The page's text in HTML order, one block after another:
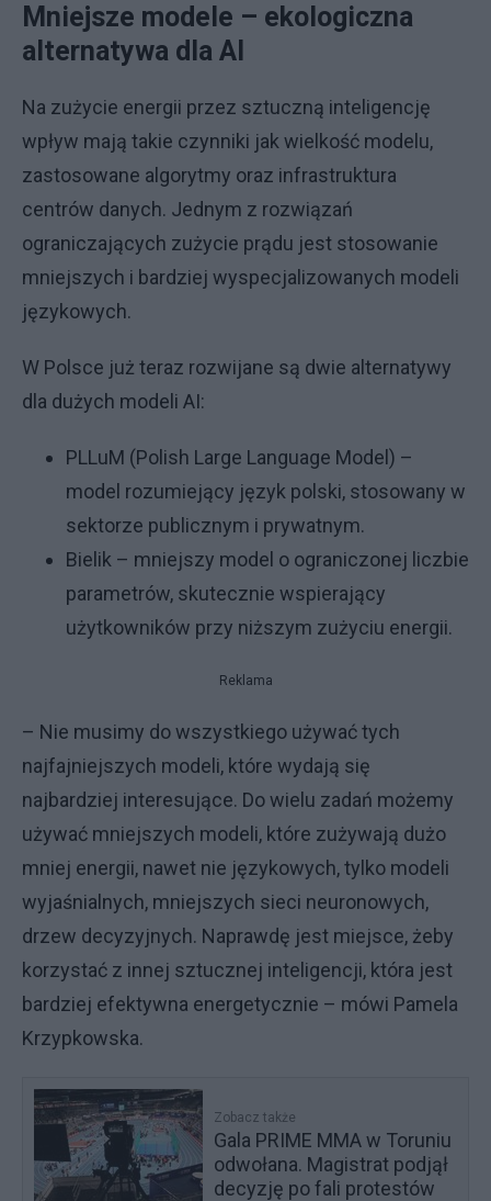
Mniejsze modele – ekologiczna
alternatywa dla AI
Na zużycie energii przez sztuczną inteligencję
wpływ mają takie czynniki jak wielkość modelu,
zastosowane algorytmy oraz infrastruktura
centrów danych. Jednym z rozwiązań
ograniczających zużycie prądu jest stosowanie
mniejszych i bardziej wyspecjalizowanych modeli
językowych.
W Polsce już teraz rozwijane są dwie alternatywy
dla dużych modeli AI:
PLLuM (Polish Large Language Model) –
model rozumiejący język polski, stosowany w
sektorze publicznym i prywatnym.
Bielik – mniejszy model o ograniczonej liczbie
parametrów, skutecznie wspierający
użytkowników przy niższym zużyciu energii.
Reklama
– Nie musimy do wszystkiego używać tych
najfajniejszych modeli, które wydają się
najbardziej interesujące. Do wielu zadań możemy
używać mniejszych modeli, które zużywają dużo
mniej energii, nawet nie językowych, tylko modeli
wyjaśnialnych, mniejszych sieci neuronowych,
drzew decyzyjnych. Naprawdę jest miejsce, żeby
korzystać z innej sztucznej inteligencji, która jest
bardziej efektywna energetycznie – mówi Pamela
Krzypkowska.
Zobacz także
Gala PRIME MMA w Toruniu
odwołana. Magistrat podjął
decyzję po fali protestów